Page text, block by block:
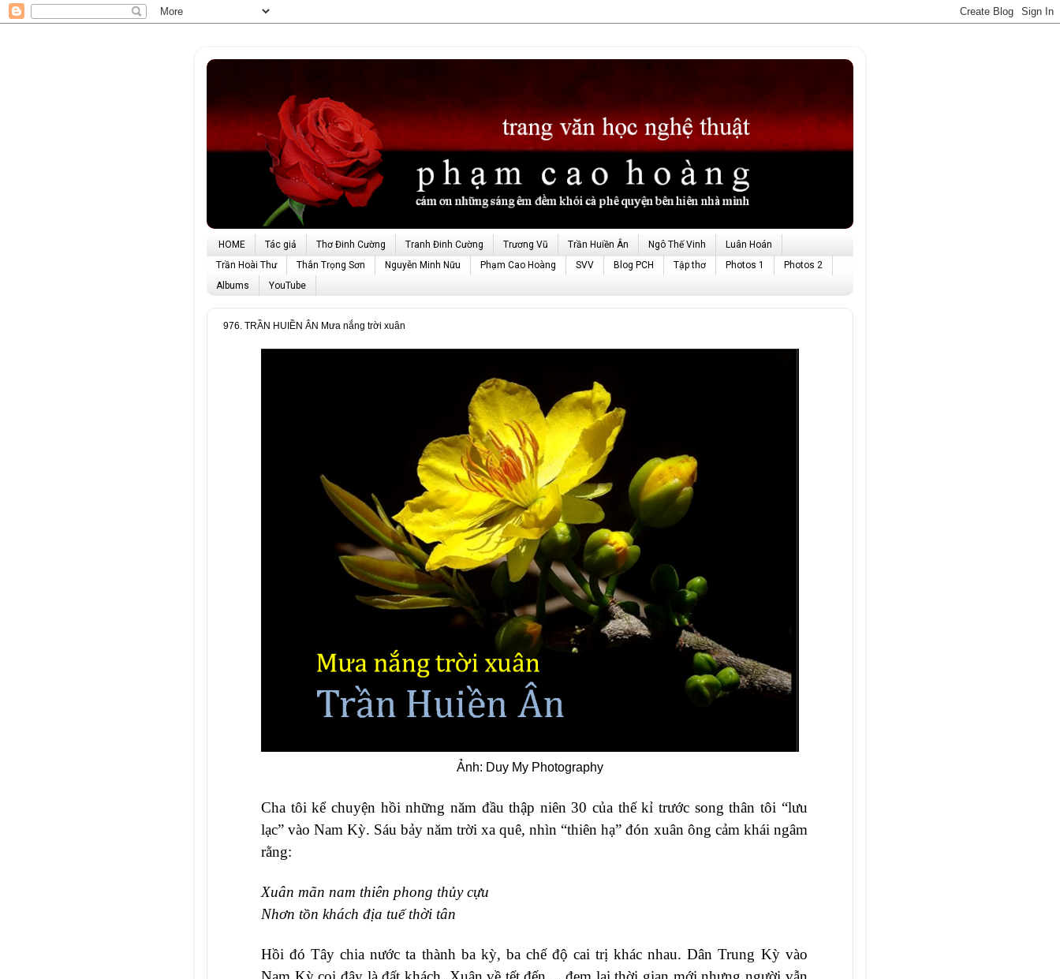
HOME Tác giả Thơ Đinh Cường Tranh Đinh Cường Trương Vũ Trần Huiền Ân Ngô Thế Vinh
Luân Hoán
Trần Hoài Thư
Thân Trọng Sơn Nguyễn Minh Nữu Phạm Cao Hoàng SVV Blog PCH Tập thơ Photos 1
Photos 2
Albums
YouTube
976. TRẦN HUIỀN ÂN Mưa nắng trời xuân
Ảnh: Duy My Photography
Cha tôi kể chuyện hồi những năm đầu thập niên 30 của thế kỉ trước song thân tôi “lưu
lạc” vào Nam Kỳ. Sáu bảy năm trời xa quê, nhìn “thiên hạ” đón xuân ông cảm khái ngâm
rằng:
Xuân mãn nam thiên phong thủy cựu
Nhơn tồn khách địa tuế thời tân
Hồi đó Tây chia nước ta thành ba kỳ, ba chế độ cai trị khác nhau. Dân Trung Kỳ vào